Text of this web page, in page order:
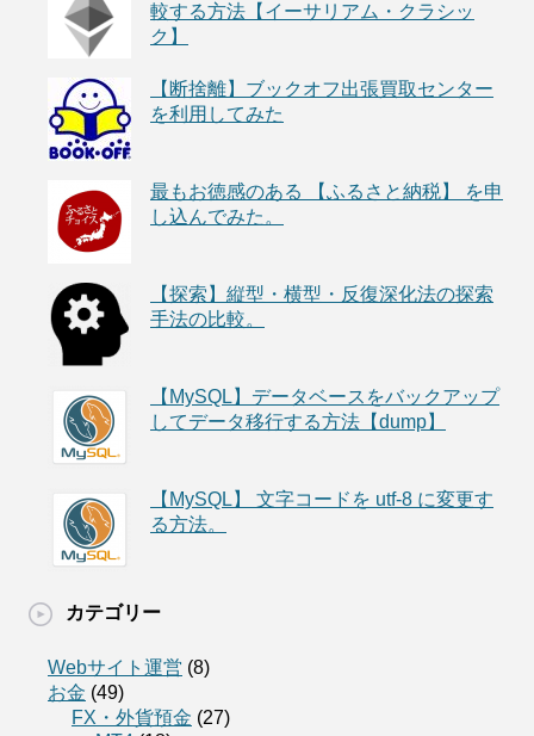
較する方法【イーサリアム・クラシッ
ク】
【断捨離】ブックオフ出張買取センター
を利用してみた
最もお徳感のある 【ふるさと納税】 を申
し込んでみた。
【探索】縦型・横型・反復深化法の探索
手法の比較。
【MySQL】データベースをバックアップ
してデータ移行する方法【dump】
【MySQL】 文字コードを utf-8 に変更す
る方法。
カテゴリー
Webサイト運営 (8)
お金 (49)
FX・外貨預金 (27)